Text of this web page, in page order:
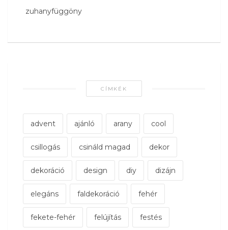
zuhanyfüggöny
CÍMKÉK
advent ajánló arany cool
csillogás csináld magad dekor
dekoráció design diy dizájn
elegáns faldekoráció fehér
fekete-fehér felújítás festés